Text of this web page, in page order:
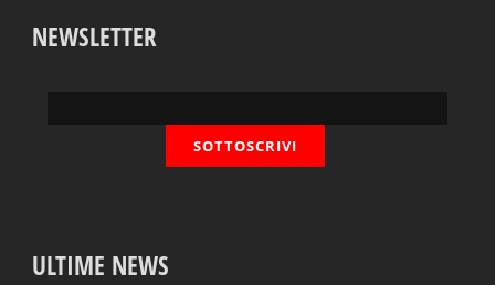
NEWSLETTER
ULTIME NEWS